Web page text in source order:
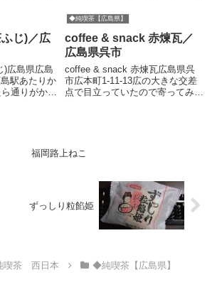
。駅近くと
在は映画館
カフ...
電の「御幸橋」という電停で下車
った。ついてねーなー。 黒い
テントってありそで無い...
じ)／広
)広島県広島
駅あたりか
通りがかっ
みよ
◆純喫茶【広島県】
coffee & snack 赤煉瓦／
広島県呉市
coffee & snack 赤煉瓦広島県呉
市広本町1-11-13広の大きな交差
点で目立っていたので寄ってみた
ょう。石...
福岡路上ねこ
ずっしり粒餡姫
喫茶 西日本 ◆純喫茶【広島県】